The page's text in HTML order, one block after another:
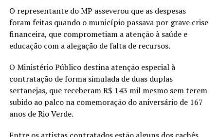
O representante do MP asseverou que as despesas
foram feitas quando o município passava por grave crise
financeira, que comprometiam a atenção à saúde e
educação com a alegação de falta de recursos.
O Ministério Público destina atenção especial à
contratação de forma simulada de duas duplas
sertanejas, que receberam R$ 143 mil mesmo sem terem
subido ao palco na comemoração do aniversário de 167
anos de Rio Verde.